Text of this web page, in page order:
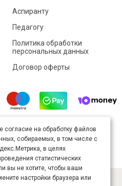
Аспиранту
Педагогу
Политика обработки
персональных данных
Договор оферты
доступно полицензии Creative
(«Атрибуция») 4.0
.
2541-9412). Издатель — ООО
согласие на обработку файлов
собираемых, в том числе с
в целях
статистических
вы не хотите, чтобы ваши
настройки браузера или